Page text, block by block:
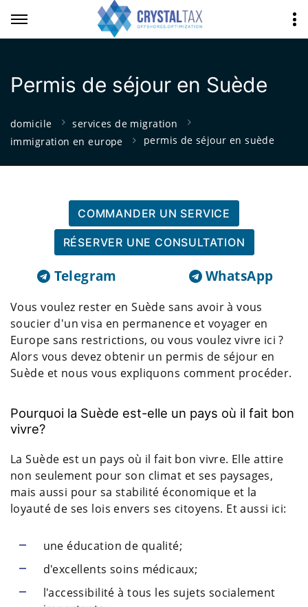
Permis de séjour en Suède
domicile
services de migration
immigration en europe
permis de séjour en suède
COMMANDER UN SERVICE
RÉSERVER UNE CONSULTATION
Telegram WhatsApp
Vous voulez rester en Suède sans avoir à vous
soucier d'un visa en permanence et voyager en
Europe sans restrictions, ou vous voulez vivre ici ?
Alors vous devez obtenir un permis de séjour en
Suède et nous vous expliquons comment procéder.
Pourquoi la Suède est-elle un pays où il fait bon
vivre?
La Suède est un pays où il fait bon vivre. Elle attire
non seulement pour son climat et ses paysages,
mais aussi pour sa stabilité économique et la
loyauté de ses lois envers ses citoyens. Et aussi ici:
une éducation de qualité;
d'excellents soins médicaux;
l'accessibilité à tous les sujets socialement